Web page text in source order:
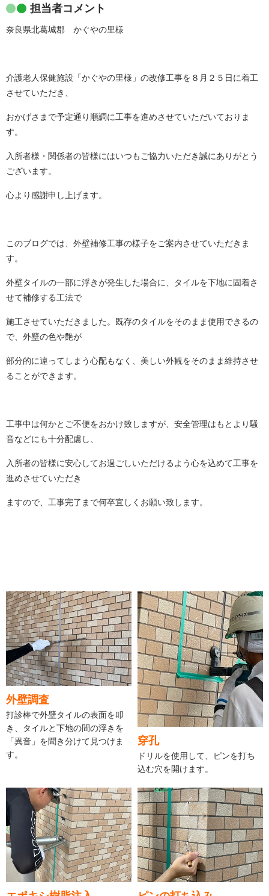
担当者コメント
奈良県北葛城郡 かぐやの里様
介護老人保健施設「かぐやの里様」の改修工事を８月２５日に着工
させていただき、
おかげさまで予定通り順調に工事を進めさせていただいておりま
す。
入所者様・関係者の皆様にはいつもご協力いただき誠にありがとう
ございます。
心より感謝申し上げます。
このブログでは、外壁補修工事の様子をご案内させていただきま
す。
外壁タイルの一部に浮きが発生した場合に、タイルを下地に固着さ
せて補修する工法で
施工させていただきました。既存のタイルをそのまま使用できるの
で、外壁の色や艶が
部分的に違ってしまう心配もなく、美しい外観をそのまま維持させ
ることができます。
工事中は何かとご不便をおかけ致しますが、安全管理はもとより騒
音などにも十分配慮し、
入所者の皆様に安心してお過ごしいただけるよう心を込めて工事を
進めさせていただき
ますので、工事完了まで何卒宜しくお願い致します。
外壁調査
打診棒で外壁タイルの表面を叩
き、タイルと下地の間の浮きを
「異音」を聞き分けて見つけま
す。
穿孔
ドリルを使用して、ピンを打ち
込む穴を開けます。